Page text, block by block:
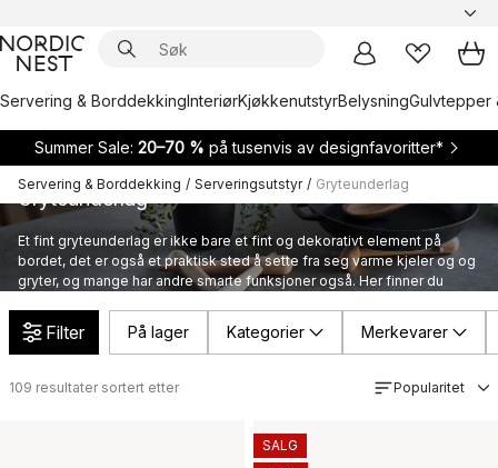
Servering & BorddekkingInteriørKjøkkenutstyrBelysningGulvtepper
Summer Sale: 20–70 % på tusenvis av designfavoritter*
Servering & Borddekking / Serveringsutstyr / Gryteunderlag
Gryteunderlag
Et fint gryteunderlag er ikke bare et fint og dekorativt element på
bordet, det er også et praktisk sted å sette fra seg varme kjeler og og
gryter, og mange har andre smarte funksjoner også. Her finner du
Filter På lager Kategorier Merkevarer
109 resultater sortert etter Popularitet
SALG